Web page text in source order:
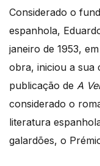
Considerado o
espanhola,
janeiro de 1953,
obra, iniciou a sua
publicação de A
considerado o
literatura
galardões, o